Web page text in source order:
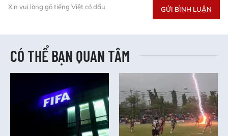
Xin vui lòng gõ tiếng Việt có dấu GỬI BÌNH LUẬN
CÓ THỂ BẠN QUAN TÂM